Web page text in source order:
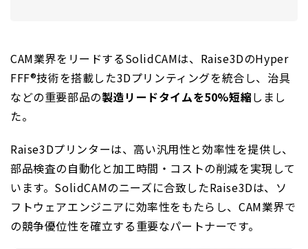
CAM業界をリードするSolidCAMは、Raise3DのHyper
FFF®技術を搭載した3Dプリンティングを統合し、治具
などの重要部品の製造リードタイムを50%短縮しまし
た。
Raise3Dプリンターは、高い汎用性と効率性を提供し、
部品検査の自動化と加工時間・コストの削減を実現して
います。SolidCAMのニーズに合致したRaise3Dは、ソ
フトウェアエンジニアに効率性をもたらし、CAM業界で
の競争優位性を確立する重要なパートナーです。